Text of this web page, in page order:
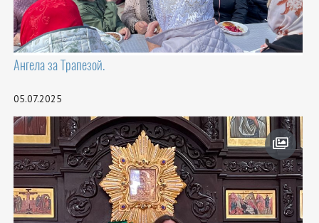
Ангела за Трапезой.
05.07.2025